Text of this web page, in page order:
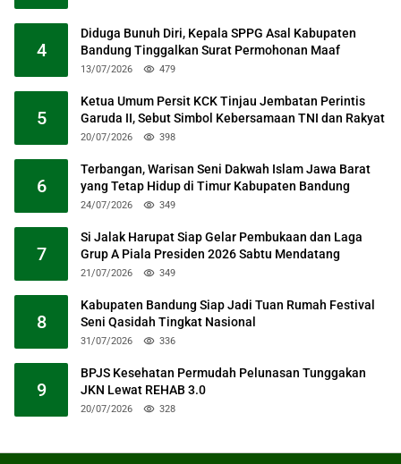
4
Diduga Bunuh Diri, Kepala SPPG Asal Kabupaten
Bandung Tinggalkan Surat Permohonan Maaf
13/07/2026 479
5
Ketua Umum Persit KCK Tinjau Jembatan Perintis
Garuda II, Sebut Simbol Kebersamaan TNI dan Rakyat
20/07/2026 398
6
Terbangan, Warisan Seni Dakwah Islam Jawa Barat
yang Tetap Hidup di Timur Kabupaten Bandung
24/07/2026 349
7
Si Jalak Harupat Siap Gelar Pembukaan dan Laga
Grup A Piala Presiden 2026 Sabtu Mendatang
21/07/2026 349
8
Kabupaten Bandung Siap Jadi Tuan Rumah Festival
Seni Qasidah Tingkat Nasional
31/07/2026 336
9
BPJS Kesehatan Permudah Pelunasan Tunggakan
JKN Lewat REHAB 3.0
20/07/2026 328